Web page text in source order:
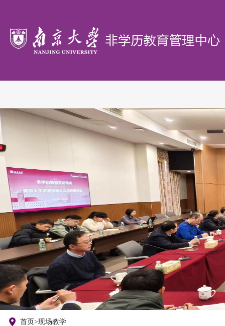
学
位
政
文
件
究
机
构
教
学
园
证
书
证
联
我
们
首页>现场教学